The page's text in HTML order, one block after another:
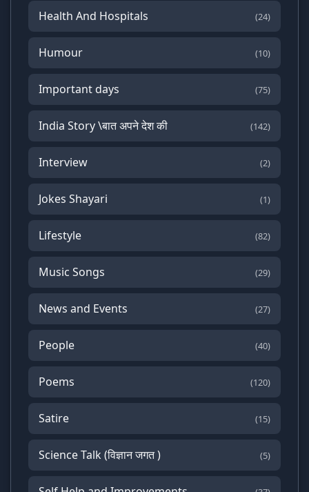
Health And Hospitals (24)
Humour (10)
Important days (75)
India Story \बात अपने देश की (142)
Interview (2)
Jokes Shayari (1)
Lifestyle (82)
Music Songs (29)
News and Events (27)
People (40)
Poems (120)
Satire (15)
Science Talk (विज्ञान जगत ) (5)